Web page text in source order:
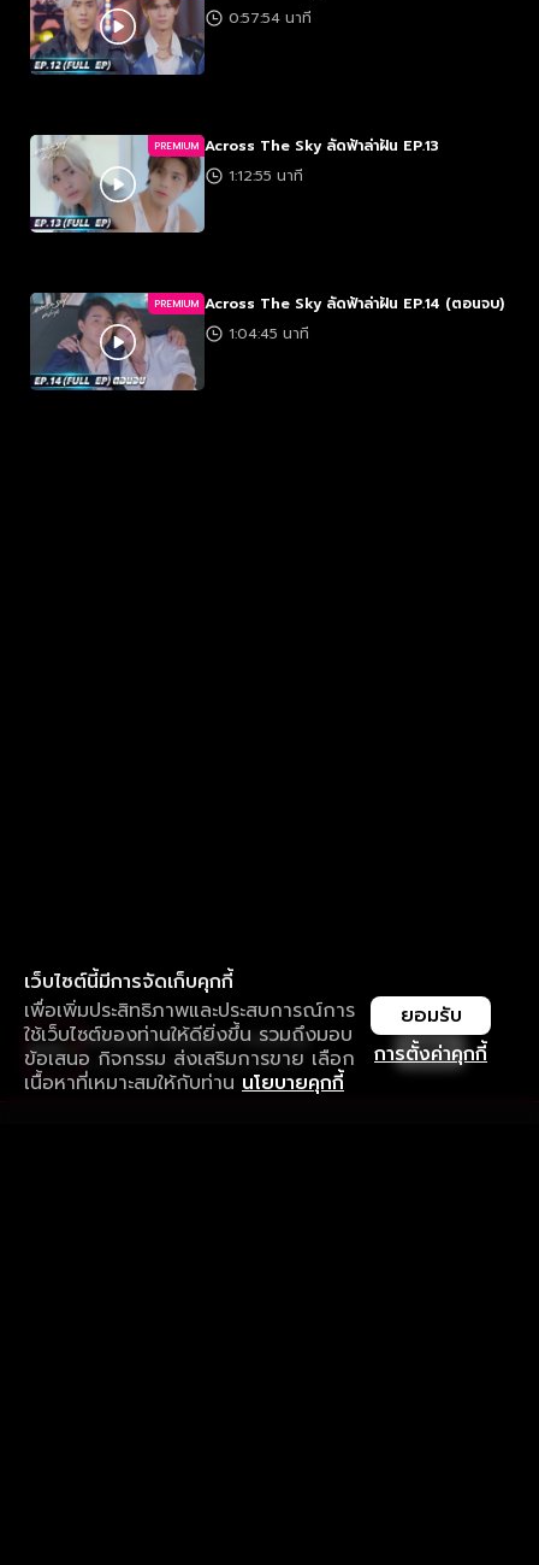
0:57:54 นาที
PREMIUM Across The Sky ลัดฟ้าล่าฝัน EP.13
1:12:55 นาที
PREMIUM Across The Sky ลัดฟ้าล่าฝัน EP.14 (ตอนจบ)
1:04:45 นาที
เว็บไซต์นี้มีการจัดเก็บคุกกี้
เพื่อเพิ่มประสิทธิภาพและประสบการณ์การ
ใช้เว็บไซต์ของท่านให้ดียิ่งขึ้น รวมถึงมอบ
ข้อเสนอ กิจกรรม ส่งเสริมการขาย เลือก
เนื้อหาที่เหมาะสมให้กับท่าน นโยบายคุกกี้
การตั้งค่าคุกกี้
ยอมรับ
ใช้งานแอป ลื่นไหลกว่า ไม่มีสะดุด
ดาวน์โหลดแอปเพื่อการรับชมที่ดีกว่า เปิด